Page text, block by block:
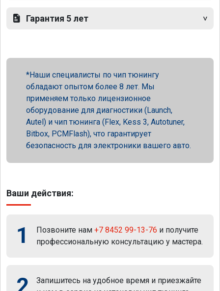
Гарантия 5 лет
Наши специалисты по чип тюнингу
обладают опытом более 8 лет. Мы
применяем только лицензионное
оборудование для диагностики (Launch,
Autel) и чип тюнинга (Flex, Kess 3, Autotuner,
Bitbox, PCMFlash), что гарантирует
безопасность для электроники вашего авто.
Ваши действия:
1 Позвоните нам +7 8452 99-13-76 и получите
профессиональную консультацию у мастера.
Запишитесь на удобное время и приезжайте